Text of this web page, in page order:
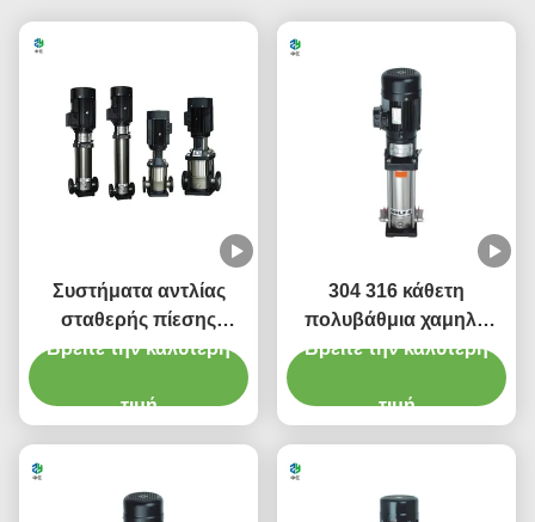
Συστήματα αντλίας
σταθερής πίεσης
CDL/CDLF
Βρείτε την καλύτερη
τιμή
304 316 κάθετη
πολυβάθμια χαμηλή
πίεση φυγοκεντρικών
Βρείτε την καλύτερη
τιμή